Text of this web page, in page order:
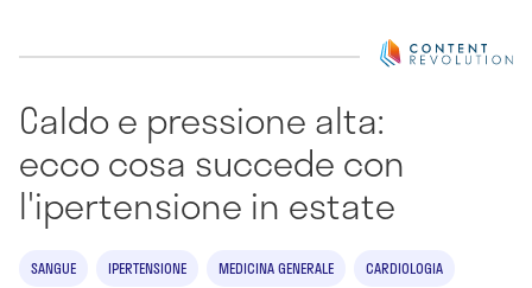
Caldo e pressione alta:
ecco cosa succede con
l'ipertensione in estate
SANGUE IPERTENSIONE MEDICINA GENERALE CARDIOLOGIA